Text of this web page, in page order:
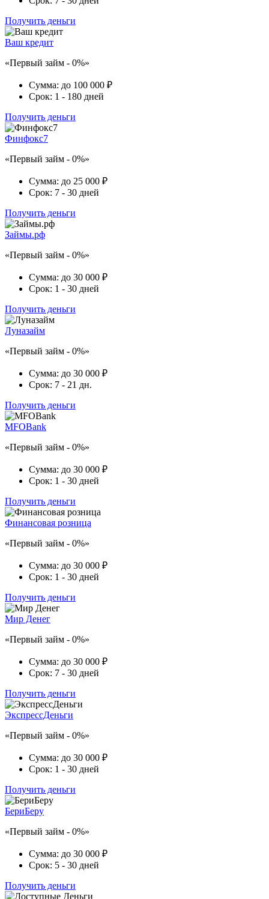
Получить деньги
Ваш кредит
«Первый займ - 0%»
Сумма: до 100 000 ₽
Срок: 1 - 180 дней
Получить деньги
Финфокс7
«Первый займ - 0%»
Сумма: до 25 000 ₽
Срок: 7 - 30 дней
Получить деньги
Займы.рф
«Первый займ - 0%»
Сумма: до 30 000 ₽
Срок: 1 - 30 дней
Получить деньги
Луназайм
«Первый займ - 0%»
Сумма: до 30 000 ₽
Срок: 7 - 21 дн.
Получить деньги
MFOBank
«Первый займ - 0%»
Сумма: до 30 000 ₽
Срок: 1 - 30 дней
Получить деньги
Финансовая розница
«Первый займ - 0%»
Сумма: до 30 000 ₽
Срок: 1 - 30 дней
Получить деньги
Мир Денег
«Первый займ - 0%»
Сумма: до 30 000 ₽
Срок: 7 - 30 дней
Получить деньги
ЭкспрессДеньги
«Первый займ - 0%»
Сумма: до 30 000 ₽
Срок: 1 - 30 дней
Получить деньги
БериБеру
«Первый займ - 0%»
Сумма: до 30 000 ₽
Срок: 5 - 30 дней
Получить деньги